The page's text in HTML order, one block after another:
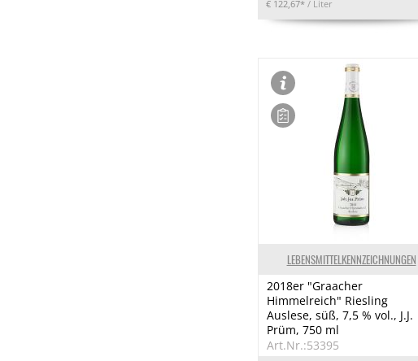
€ 122,67* / Liter
LEBENSMITTELKENNZEICHNUNGEN
2018er "Graacher
Himmelreich" Riesling
Auslese, süß, 7,5 % vol., J.J.
Prüm, 750 ml
Art.Nr.:53395